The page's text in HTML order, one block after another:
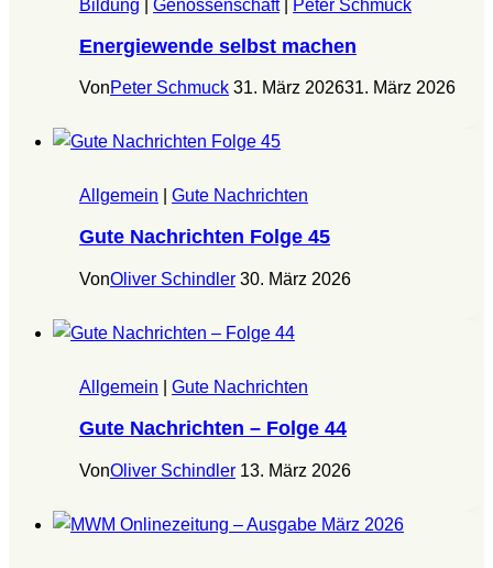
Bildung Genossenschaft| Peter Schmuck
Energiewende selbst machen
VonPeter Schmuck 31. März 202631. März 2026
Allgemein Gute Nachrichten
Gute Nachrichten Folge 45
VonOliver Schindler 30. März 2026
Allgemein Gute Nachrichten
Gute Nachrichten – Folge 44
VonOliver Schindler 13. März 2026